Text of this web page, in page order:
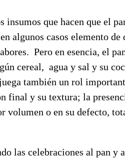
insumos que hacen que el
algunos casos elemento de
Pero en esencia, el
cereal, agua y sal y su
también un rol
final y su textura; la
volumen o en su defecto,
las celebraciones al pan